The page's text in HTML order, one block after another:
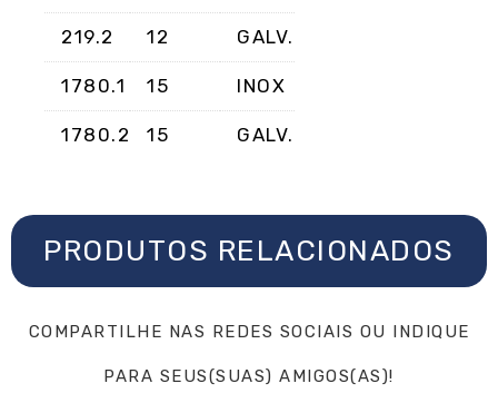
219.2 12 GALV.
1780.1 15 INOX
1780.2 15 GALV.
PRODUTOS RELACIONADOS
COMPARTILHE NAS REDES SOCIAIS OU INDIQUE
PARA SEUS(SUAS) AMIGOS(AS)!